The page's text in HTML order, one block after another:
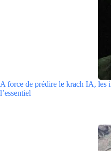
A force de prédire le krach IA, les
l’essentiel